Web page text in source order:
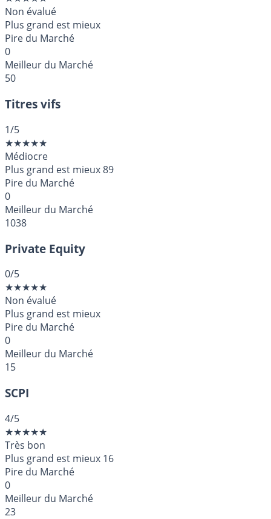
Non évalué
Plus grand est mieux
Pire du Marché
0
Meilleur du Marché
50
Titres vifs
1/5
★★★★★
Médiocre
Plus grand est mieux89
Pire du Marché
0
Meilleur du Marché
1038
Private Equity
0/5
★★★★★
Non évalué
Plus grand est mieux
Pire du Marché
0
Meilleur du Marché
15
SCPI
4/5
★★★★★
Très bon
Plus grand est mieux 16
Pire du Marché
0
Meilleur du Marché
23